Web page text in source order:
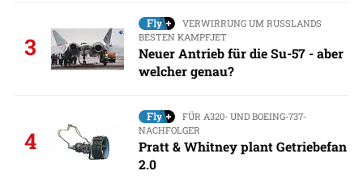
3
VERWIRRUNG UM RUSSLANDS
BESTEN KAMPFJET
Neuer Antrieb für die Su-57 - aber
welcher genau?
4
FÜR A320- UND BOEING-737-
NACHFOLGER
Pratt & Whitney plant Getriebefan
2.0